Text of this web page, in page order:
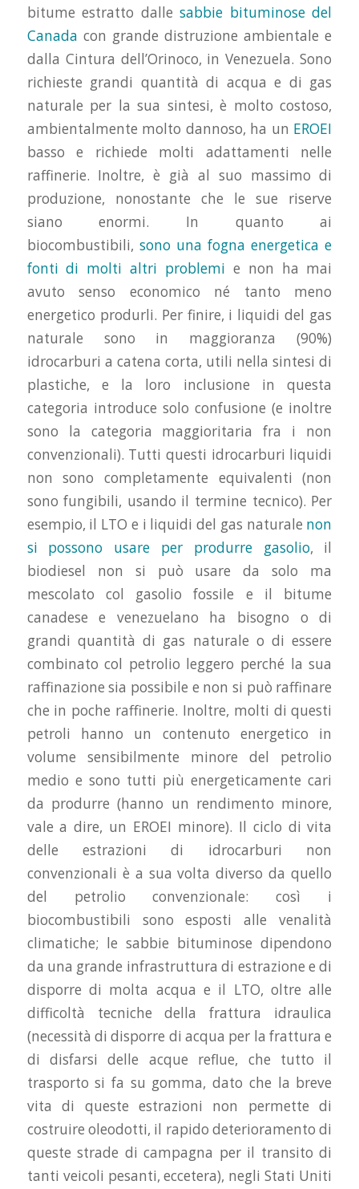
bitume estratto dallesabbie bituminose del
Canada con grande distruzione ambientale e
dalla Cintura dell’Orinoco, in Venezuela. Sono
richieste grandi quantità di acqua e di gas
naturale per la sua sintesi, è molto costoso,
ambientalmente molto dannoso, ha un EROEI
basso e richiede molti adattamenti nelle
raffinerie. Inoltre, è già al suo massimo di
produzione, nonostante che le sue riserve
siano enormi. In quanto ai
biocombustibili, sono una fogna energetica e
fonti di molti altri problemi e non ha mai
avuto senso economico né tanto meno
energetico produrli. Per finire, i liquidi del gas
naturale sono in maggioranza (90%)
idrocarburi a catena corta, utili nella sintesi di
plastiche, e la loro inclusione in questa
categoria introduce solo confusione (e inoltre
sono la categoria maggioritaria fra i non
convenzionali). Tutti questi idrocarburi liquidi
non sono completamente equivalenti (non
sono fungibili, usando il termine tecnico). Per
esempio, il LTO e i liquidi del gas naturale non
si possono usare per produrre gasolio, il
biodiesel non si può usare da solo ma
mescolato col gasolio fossile e il bitume
canadese e venezuelano ha bisogno o di
grandi quantità di gas naturale o di essere
combinato col petrolio leggero perché la sua
raffinazione sia possibile e non si può raffinare
che in poche raffinerie. Inoltre, molti di questi
petroli hanno un contenuto energetico in
volume sensibilmente minore del petrolio
medio e sono tutti più energeticamente cari
da produrre (hanno un rendimento minore,
vale a dire, un EROEI minore). Il ciclo di vita
delle estrazioni di idrocarburi non
convenzionali è a sua volta diverso da quello
del petrolio convenzionale: così i
biocombustibili sono esposti alle venalità
climatiche; le sabbie bituminose dipendono
da una grande infrastruttura di estrazione e di
disporre di molta acqua e il LTO, oltre alle
difficoltà tecniche della frattura idraulica
(necessità di disporre di acqua per la frattura e
di disfarsi delle acque reflue, che tutto il
trasporto si fa su gomma, dato che la breve
vita di queste estrazioni non permette di
costruire oleodotti, il rapido deterioramento di
queste strade di campagna per il transito di
tanti veicoli pesanti, eccetera), negli Stati Uniti